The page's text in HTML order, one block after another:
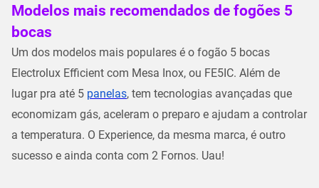
Modelos mais recomendados de fogões 5
bocas
Um dos modelos mais populares é o fogão 5 bocas
Electrolux​ Efficient com Mesa Inox, ou FE5IC. Além de
lugar pra até 5 panelas, tem tecnologias avançadas que
economizam gás, aceleram o preparo e ajudam a controlar
a temperatura. O Experience, da mesma marca, é outro
sucesso e ainda conta com 2 Fornos. Uau!